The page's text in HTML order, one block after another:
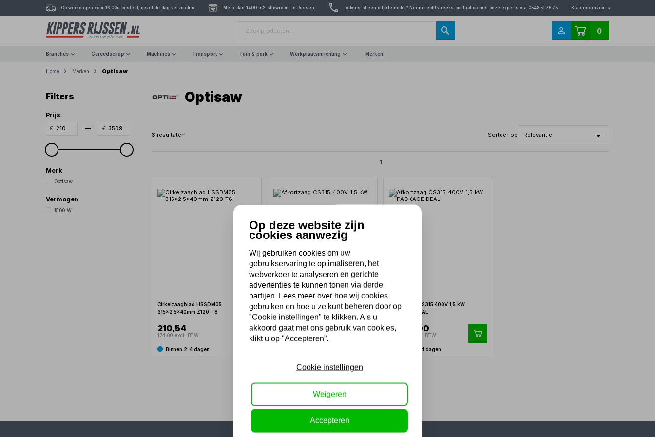
Op werkdagen voor 16.00u besteld, dezelfde dag verzonden Meer dan 1400 m2 showroom in Rijssen Advies of een offerte nodig? Neem rechtstreeks contact op met onze experts via 0548 51 75 75 Klantenservice
0
Branches Gereedschap Machines Transport Tuin & park Werkplaatsinrichting Merken
Home Merken Optisaw
Filters
Prijs
—
Merk
Optisaw
Vermogen
1500 W
Optisaw
3 resultaten
1
Sorteer op
Cirkelzaagblad HSSDM05
315x2.5x40mm Z120 T8
210,54
174,00 excl. BTW
Binnen 2-4 dagen
Afkortzaag CS315 400V 1,5 kW
2.722,50
2.250,00 excl. BTW
Afkortzaag CS315 400V 1,5 kW
PACKAGE DEAL
3.509,00
2.900,00 excl. BTW
Binnen 2-4 dagen
Op deze website zijn
cookies aanwezig
Wij gebruiken cookies om uw
gebruikservaring te optimaliseren, het
webverkeer te analyseren en gerichte
advertenties te kunnen tonen via derde
partijen. Lees meer over hoe wij cookies
gebruiken en hoe u ze kunt beheren door op
"Cookie instellingen" te klikken. Als u
akkoord gaat met ons gebruik van cookies,
klikt u op "Accepteren”.
Cookie instellingen
Weigeren
Accepteren